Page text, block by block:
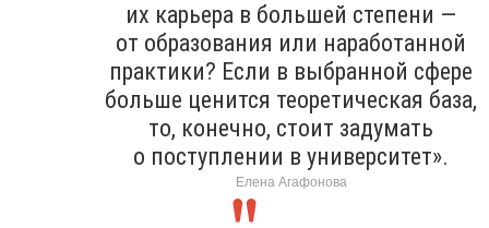
их карьера в большей степени —
от образования или наработанной
практики? Если в выбранной сфере
больше ценится теоретическая база,
то, конечно, стоит задумать
о поступлении в университет».
Елена Агафонова